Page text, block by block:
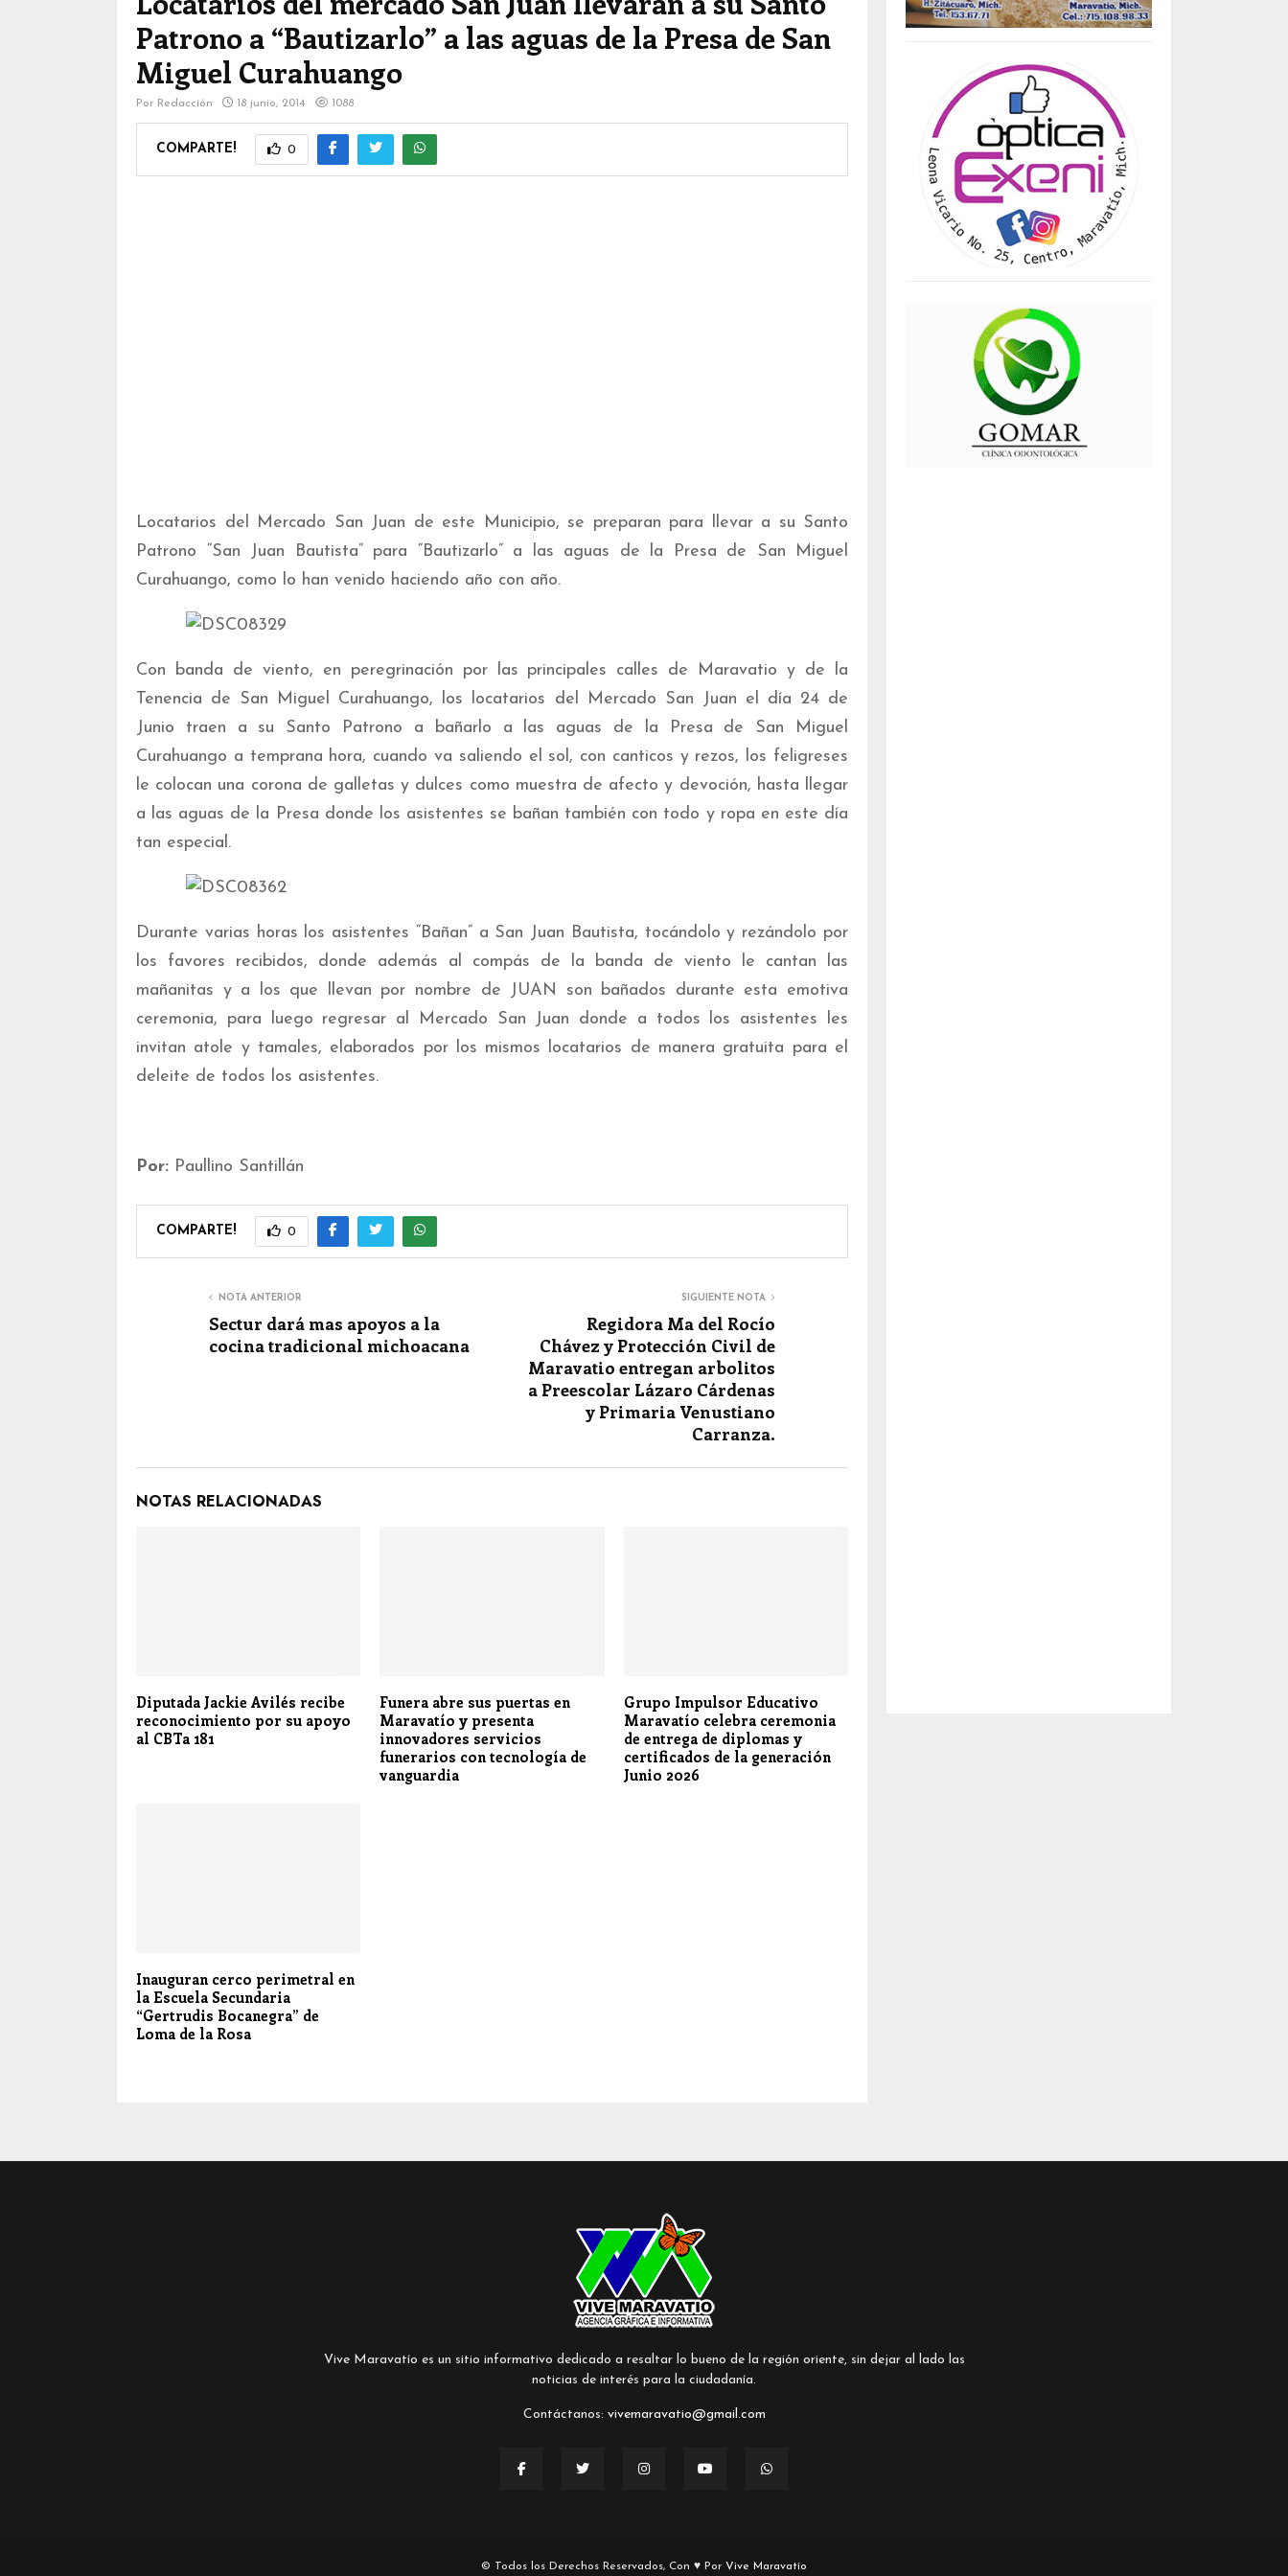
Patrono a “Bautizarlo” a las aguas de la Presa de San
Miguel Curahuango
Por Redacción 18 junio, 2014 1088
COMPARTE! 0
Locatarios del Mercado San Juan de este Municipio, se preparan para llevar a su Santo
Patrono “San Juan Bautista” para “Bautizarlo” a las aguas de la Presa de San Miguel
Curahuango, como lo han venido haciendo año con año.
Con banda de viento, en peregrinación por las principales calles de Maravatio y de la
Tenencia de San Miguel Curahuango, los locatarios del Mercado San Juan el día 24 de
Junio traen a su Santo Patrono a bañarlo a las aguas de la Presa de San Miguel
Curahuango a temprana hora, cuando va saliendo el sol, con canticos y rezos, los feligreses
le colocan una corona de galletas y dulces como muestra de afecto y devoción, hasta llegar
a las aguas de la Presa donde los asistentes se bañan también con todo y ropa en este día
tan especial.
Durante varias horas los asistentes “Bañan” a San Juan Bautista, tocándolo y rezándolo por
los favores recibidos, donde además al compás de la banda de viento le cantan las
mañanitas y a los que llevan por nombre de JUAN son bañados durante esta emotiva
ceremonia, para luego regresar al Mercado San Juan donde a todos los asistentes les
invitan atole y tamales, elaborados por los mismos locatarios de manera gratuita para el
deleite de todos los asistentes.
Por: Paullino Santillán
COMPARTE! 0
NOTA ANTERIOR
Sectur dará mas apoyos a la
cocina tradicional michoacana
SIGUIENTE NOTA
Regidora Ma del Rocío
Chávez y Protección Civil de
Maravatio entregan arbolitos
a Preescolar Lázaro Cárdenas
y Primaria Venustiano
Carranza.
NOTAS RELACIONADAS
Diputada Jackie Avilés recibe
reconocimiento por su apoyo
al CBTa 181
Funera abre sus puertas en
Maravatío y presenta
innovadores servicios
funerarios con tecnología de
vanguardia
Grupo Impulsor Educativo
Maravatío celebra ceremonia
de entrega de diplomas y
certificados de la generación
Junio 2026
Inauguran cerco perimetral en
la Escuela Secundaria
“Gertrudis Bocanegra” de
Loma de la Rosa
Vive Maravatío es un sitio informativo dedicado a resaltar lo bueno de la región oriente, sin dejar al lado las
noticias de interés para la ciudadanía.
Contáctanos: vivemaravatio@gmail.com
© Todos los Derechos Reservados, Con ♥ Por Vive Maravatío